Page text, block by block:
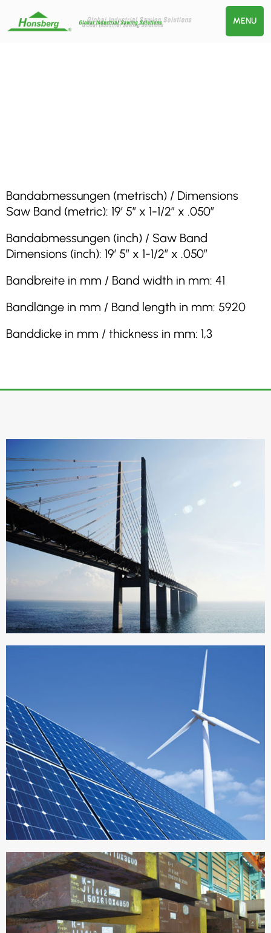
MENU
Bandabmessungen (metrisch) / Dimensions
Saw Band (metric): 19′ 5″ x 1-1/2″ x .050″
Bandabmessungen (inch) / Saw Band
Dimensions (inch): 19′ 5″ x 1-1/2″ x .050″
Bandbreite in mm / Band width in mm: 41
Bandlänge in mm / Band length in mm: 5920
Banddicke in mm / thickness in mm: 1,3